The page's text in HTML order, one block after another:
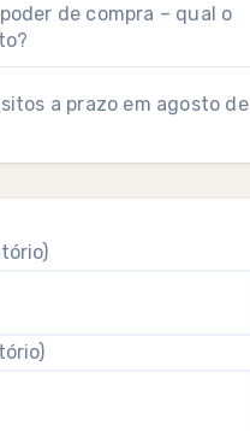
de compra – qual o
a prazo em agosto de